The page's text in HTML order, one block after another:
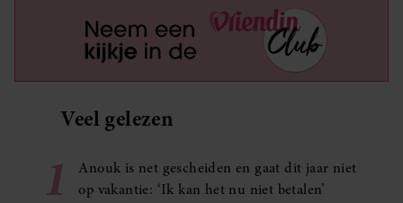
Veel gelezen
1
Anouk is net gescheiden en gaat dit jaar niet
op vakantie: ‘Ik kan het nu niet betalen’